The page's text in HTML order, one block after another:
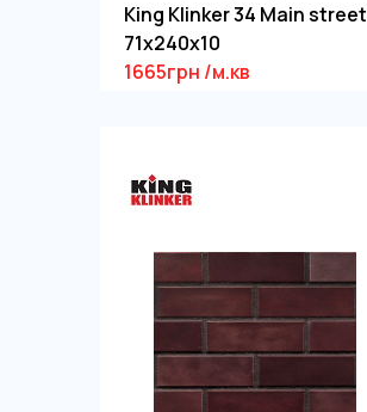
King Klinker 34 Main street
71x240x10
1665грн /м.кв